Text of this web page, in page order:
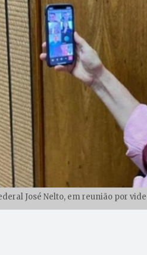
José Nelto, em reunião por